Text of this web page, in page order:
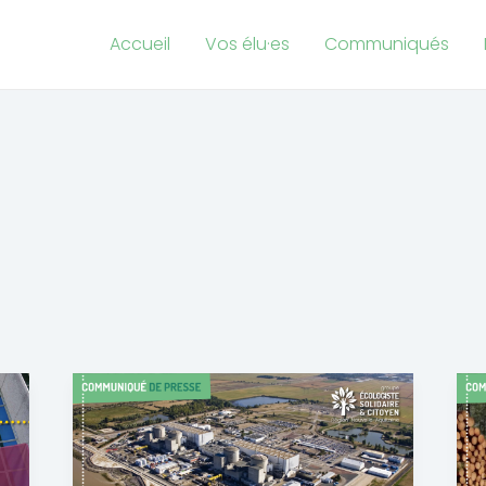
Accueil Vos élu·es Communiqués
EPR
en
Haute-
Gironde :